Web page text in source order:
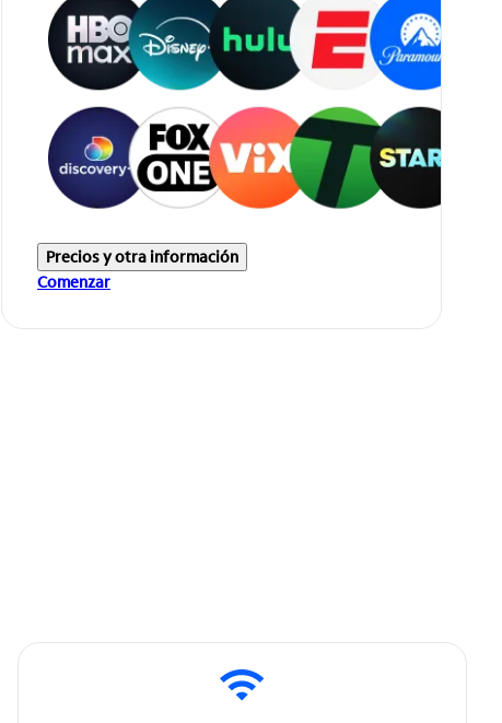
Precios y otra información
Comenzar